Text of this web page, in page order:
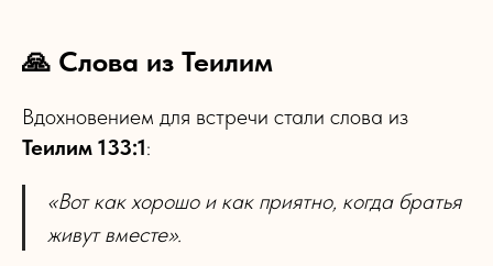
🙏 Слова из Теилим
Вдохновением для встречи стали слова из
Теилим 133:1:
«Вот как хорошо и как приятно, когда братья
живут вместе».